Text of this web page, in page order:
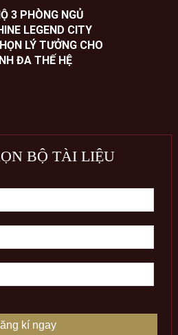
3 PHÒNG NGỦ
LEGEND CITY
LÝ TƯỞNG CHO
ĐA THẾ HỆ
BỘ TÀI LIỆU
kí ngay